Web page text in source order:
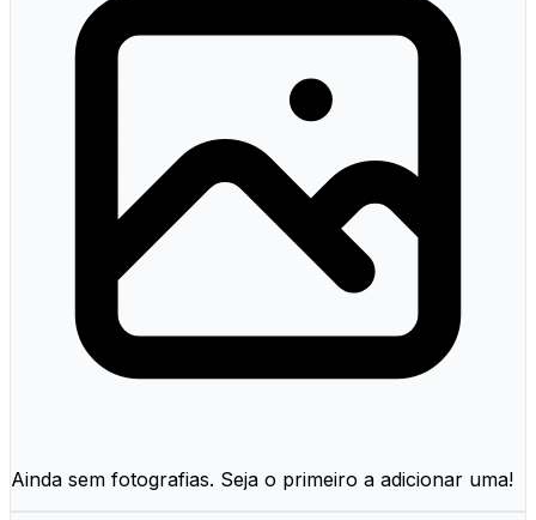
Ainda sem fotografias. Seja o primeiro a adicionar uma!